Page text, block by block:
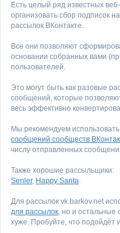
Есть целый ряд известных
организовать сбор подписок
рассылок ВКонтакте.
Все они позволяют
основании собранных вами
пользователей.
Это могут быть как разовые
сообщений, которые
весь эффективно
Мы рекомендуем
сообщений сообществ
числу отправленных
Также хорошие рассыльщики:
Senler, Happy Santa.
Для рассылок vk.barkov.net
для рассылок, но и остальные
хуже. Пробуйте, что подойдёт